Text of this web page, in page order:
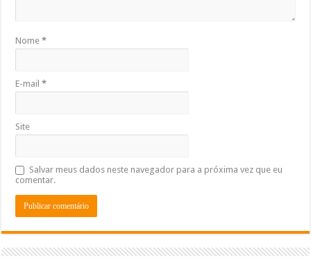
Nome*
E-mail*
Site
Salvar meus dados neste navegador para a próxima vez que eu
comentar.